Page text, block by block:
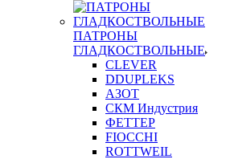
ПАТРОНЫ
ГЛАДКОСТВОЛЬНЫЕ
CLEVER
DDUPLEKS
АЗОТ
СКМ Индустрия
ФЕТТЕР
FIOCCHI
ROTTWEIL